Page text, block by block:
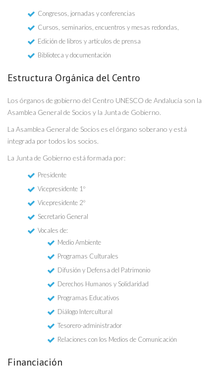
Congresos, jornadas y conferencias
Cursos, seminarios, encuentros y mesas redondas,
Edición de libros y artículos de prensa
Biblioteca y documentación
Estructura Orgánica del Centro
Los órganos de gobierno del Centro UNESCO de Andalucía son la
Asamblea General de Socios y la Junta de Gobierno.
La Asamblea General de Socios es el órgano soberano y está
integrada por todos los socios.
La Junta de Gobierno está formada por:
Presidente
Vicepresidente 1º
Vicepresidente 2º
Secretario General
Vocales de:
Medio Ambiente
Programas Culturales
Difusión y Defensa del Patrimonio
Derechos Humanos y Solidaridad
Programas Educativos
Diálogo Intercultural
Tesorero-administrador
Relaciones con los Medios de Comunicación
Financiación